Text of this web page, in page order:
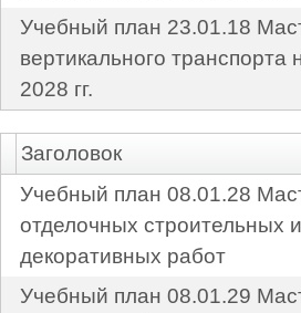
Учебный план 23.01.18
вертикального транспорта
2028 гг.
Заголовок
Учебный план 08.01.28
отделочных строительных и
декоративных работ
Учебный план 08.01.29